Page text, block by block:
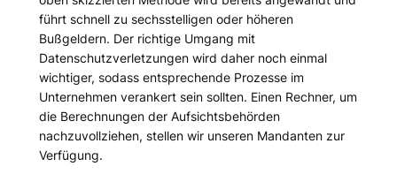
führt schnell zu sechsstelligen oder höheren
Bußgeldern. Der richtige Umgang mit
Datenschutzverletzungen wird daher noch einmal
wichtiger, sodass entsprechende Prozesse im
Unternehmen verankert sein sollten. Einen Rechner, um
die Berechnungen der Aufsichtsbehörden
nachzuvollziehen, stellen wir unseren Mandanten zur
Verfügung.